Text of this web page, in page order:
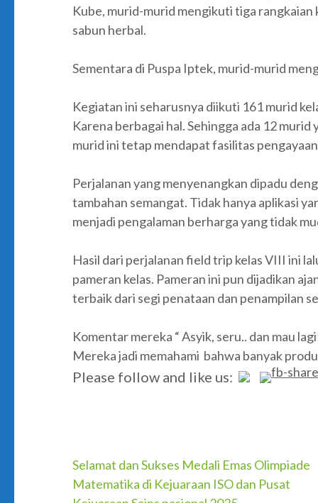
Kube, murid-murid mengikuti tiga
sabun herbal.
Sementara di Puspa Iptek, murid-murid
Kegiatan ini seharusnya diikuti 161 murid
Karena berbagai hal. Sehingga ada 12
murid ini tetap mendapat fasilitas
Perjalanan yang menyenangkan dipadu
tambahan semangat. Tidak hanya aplikasi
menjadi pengalaman berharga yang tidak
Hasil dari perjalanan field trip kelas VIII ini
pameran kelas. Pameran ini pun dijadikan
terbaik dari segi penataan dan penampilan
Komentar mereka “ Asyik, seru.. dan mau
Mereka jadi memahami bahwa banyak
Please follow and like us:
Post
navigation
Selamat dan Sukses Medali Emas Olimpiade
Matematika di Kejuaraan ISO dan Pusat